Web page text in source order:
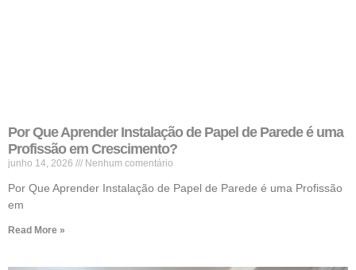
Por Que Aprender Instalação de Papel de Parede é uma
Profissão em Crescimento?
junho 14, 2026 Nenhum comentário
Por Que Aprender Instalação de Papel de Parede é uma Profissão
em
Read More »